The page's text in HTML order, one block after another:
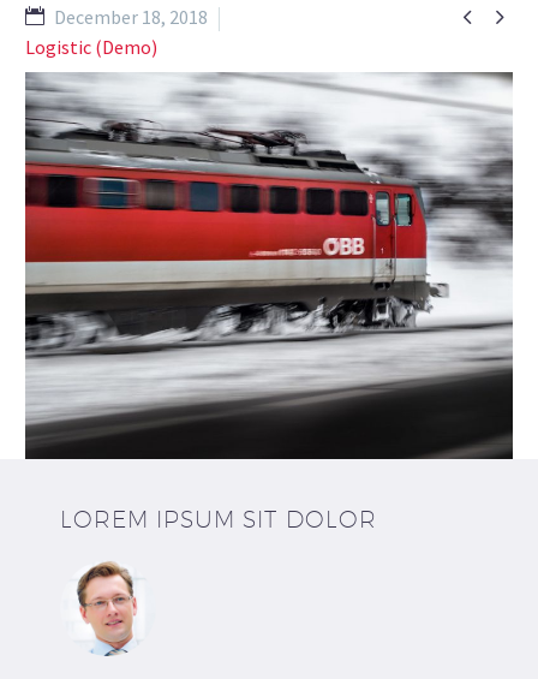
 
December 18, 2018
Logistic (Demo)
LOREM IPSUM SIT DOLOR